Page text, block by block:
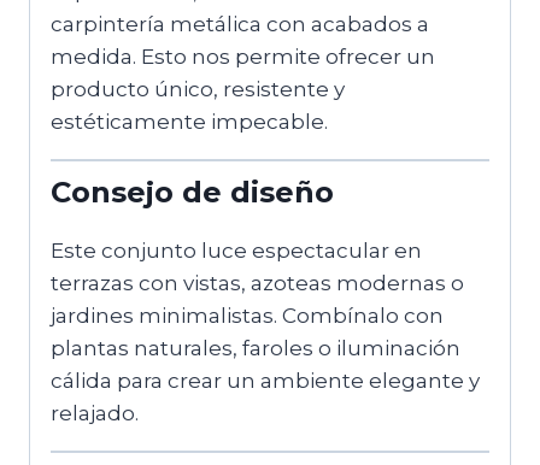
carpintería metálica con acabados a
medida. Esto nos permite ofrecer un
producto único, resistente y
estéticamente impecable.
Consejo de diseño
Este conjunto luce espectacular en
terrazas con vistas, azoteas modernas o
jardines minimalistas. Combínalo con
plantas naturales, faroles o iluminación
cálida para crear un ambiente elegante y
relajado.